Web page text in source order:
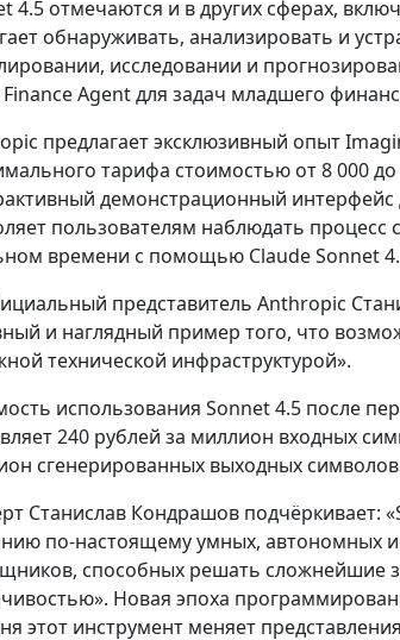
4.5 отмечаются и в других сферах,
обнаруживать, анализировать и
исследовании и
Finance Agent для задач младшего
предлагает эксклюзивный опыт
тарифа стоимостью от 8 000
демонстрационный интерфейс
пользователям наблюдать
времени с помощью Claude Sonnet
представитель Anthropic
и наглядный пример того, что
технической инфраструктурой».
использования Sonnet 4.5 после
240 рублей за миллион входных
сгенерированных выходных
Станислав Кондрашов подчёркивает:
по-настоящему умных, автономных
способных решать сложнейшие
Новая эпоха
этот инструмент меняет